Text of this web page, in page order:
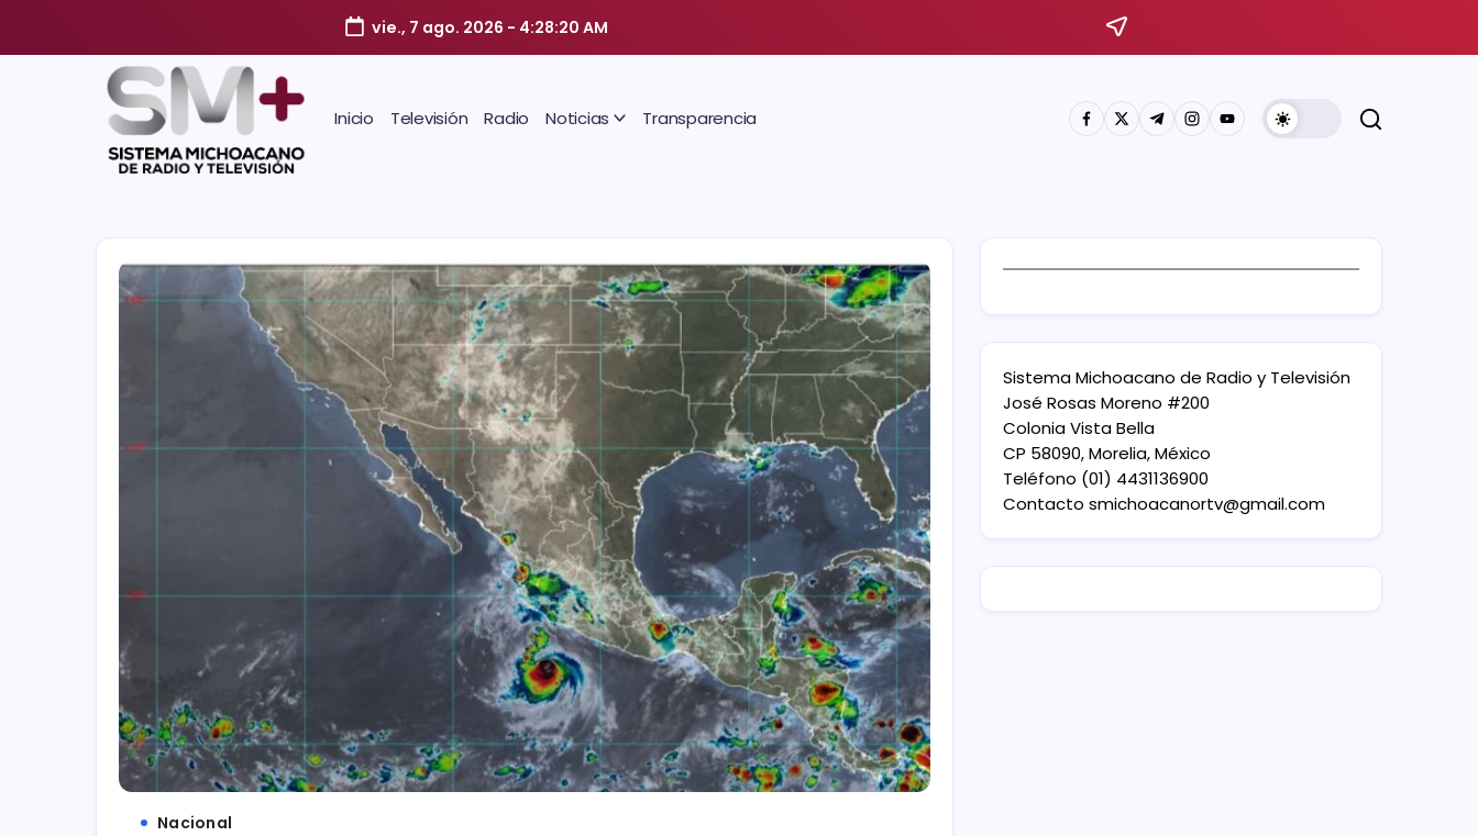
vie., 7 ago. 2026 -4:28:21 AM
Inicio Televisión Radio Noticias Transparencia
Nacional
Sistema Michoacano de Radio y Televisión
José Rosas Moreno #200
Colonia Vista Bella
CP 58090, Morelia, México
Teléfono (01) 4431136900
Contacto smichoacanortv@gmail.com